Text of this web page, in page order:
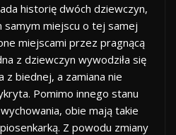
historię dwóch dziewczyn,
samym miejscu o tej samej
miejscami przez pragnącą
z dziewczyn wywodziła się
biednej, a zamiana nie
Pomimo innego stanu
obie mają takie
Z powodu zmiany